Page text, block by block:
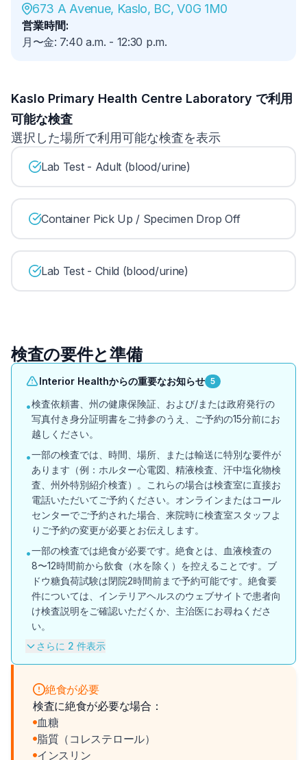
673 A Avenue, Kaslo, BC, V0G 1M0
営業時間:
月〜金: 7:40 a.m. - 12:30 p.m.
Kaslo Primary Health Centre Laboratory で利用
可能な検査
選択した場所で利用可能な検査を表示
Lab Test - Adult (blood/urine)
Container Pick Up / Specimen Drop Off
Lab Test - Child (blood/urine)
検査の要件と準備
Interior Healthからの重要なお知らせ 5
•検査依頼書、州の健康保険証、および/または政府発行の
写真付き身分証明書をご持参のうえ、ご予約の15分前にお
越しください。
•一部の検査では、時間、場所、または輸送に特別な要件が
あります（例：ホルター心電図、精液検査、汗中塩化物検
査、州外特別紹介検査）。これらの場合は検査室に直接お
電話いただいてご予約ください。オンラインまたはコール
センターでご予約された場合、来院時に検査室スタッフよ
りご予約の変更が必要とお伝えします。
•一部の検査では絶食が必要です。絶食とは、血液検査の
8〜12時間前から飲食（水を除く）を控えることです。ブ
ドウ糖負荷試験は閉院2時間前まで予約可能です。絶食要
件については、インテリアヘルスのウェブサイトで患者向
け検査説明をご確認いただくか、主治医にお尋ねくださ
い。
さらに 2 件表示
絶食が必要
検査に絶食が必要な場合：
血糖
脂質（コレステロール）
インスリン